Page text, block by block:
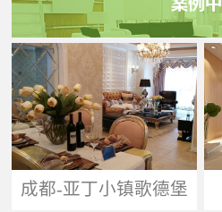
成都-亚丁小镇歌德堡